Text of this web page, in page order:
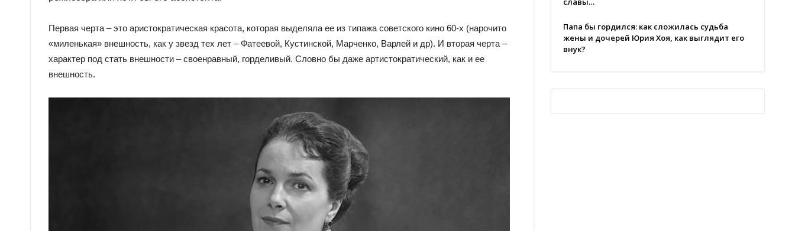
Первая черта – это аристократическая красота, которая выделяла ее из типажа советского кино 60-х (нарочито
«миленькая» внешность, как у звезд тех лет – Фатеевой, Кустинской, Марченко, Варлей и др). И вторая черта –
характер под стать внешности – своенравный, горделивый. Словно бы даже артистократический, как и ее
внешность.
Папа бы гордился: как сложилась судьба
жены и дочерей Юрия Хоя, как выглядит его
внук?